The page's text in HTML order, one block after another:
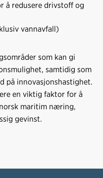
å redusere drivstoff og
vannavfall)
som kan gi
samtidig som
på innovasjonshastighet.
en viktig faktor for å
maritim næring,
gevinst.